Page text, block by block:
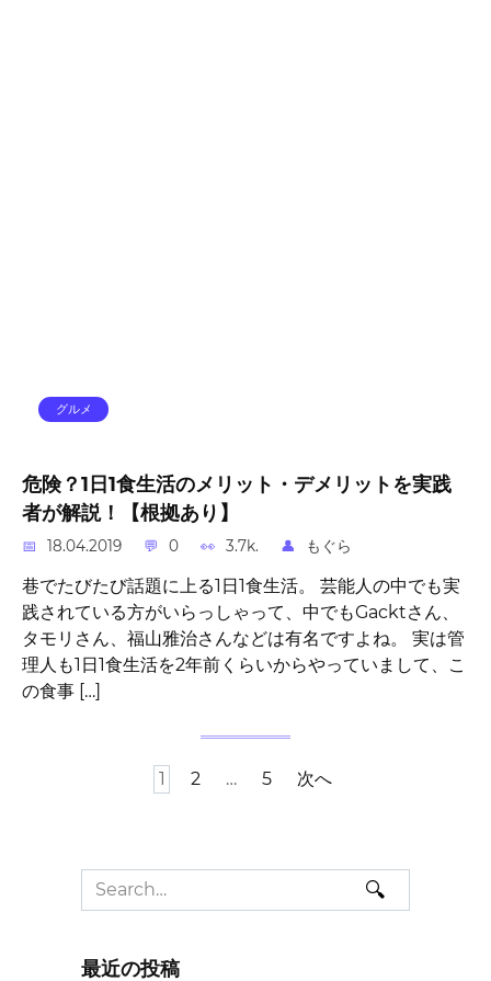
グルメ
危険？1日1食生活のメリット・デメリットを実践
者が解説！【根拠あり】
18.04.2019 0 3.7k. もぐら
巷でたびたび話題に上る1日1食生活。 芸能人の中でも実
践されている方がいらっしゃって、中でもGacktさん、
タモリさん、福山雅治さんなどは有名ですよね。 実は管
理人も1日1食生活を2年前くらいからやっていまして、こ
の食事 […]
1 2 … 5 次へ
Search
for:
最近の投稿